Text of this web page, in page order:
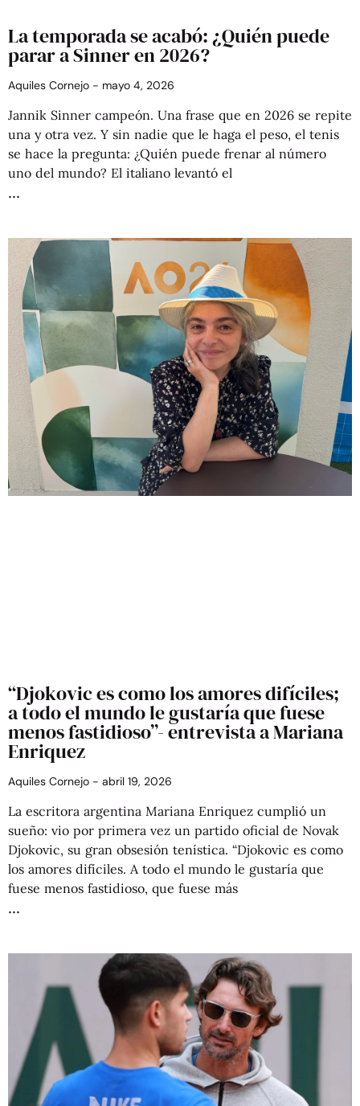
La temporada se acabó: ¿Quién puede
parar a Sinner en 2026?
Aquiles Cornejo mayo 4, 2026
Jannik Sinner campeón. Una frase que en 2026 se repite
una y otra vez. Y sin nadie que le haga el peso, el tenis
se hace la pregunta: ¿Quién puede frenar al número
uno del mundo? El italiano levantó el
“Djokovic es como los amores difíciles;
a todo el mundo le gustaría que fuese
menos fastidioso”- entrevista a Mariana
Enriquez
Aquiles Cornejo abril 19, 2026
La escritora argentina Mariana Enriquez cumplió un
sueño: vio por primera vez un partido oficial de Novak
Djokovic, su gran obsesión tenística. “Djokovic es como
los amores difíciles. A todo el mundo le gustaría que
fuese menos fastidioso, que fuese más